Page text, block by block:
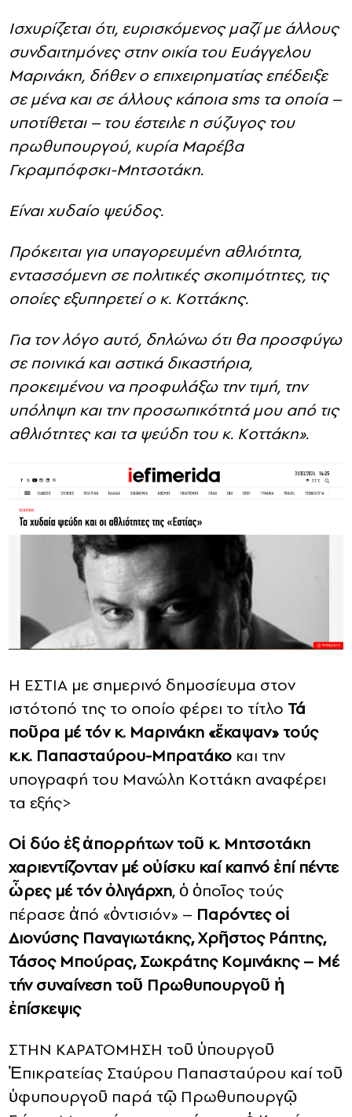
Ισχυρίζεται ότι, ευρισκόμενος μαζί με άλλους
συνδαιτημόνες στην οικία του Ευάγγελου
Μαρινάκη, δήθεν ο επιχειρηματίας επέδειξε
σε μένα και σε άλλους κάποια sms τα οποία –
υποτίθεται – του έστειλε η σύζυγος του
πρωθυπουργού, κυρία Μαρέβα
Γκραμπόφσκι-Μητσοτάκη.
Είναι χυδαίο ψεύδος.
Πρόκειται για υπαγορευμένη αθλιότητα,
εντασσόμενη σε πολιτικές σκοπιμότητες, τις
οποίες εξυπηρετεί ο κ. Κοττάκης.
Για τον λόγο αυτό, δηλώνω ότι θα προσφύγω
σε ποινικά και αστικά δικαστήρια,
προκειμένου να προφυλάξω την τιμή, την
υπόληψη και την προσωπικότητά μου από τις
αθλιότητες και τα ψεύδη του κ. Κοττάκη».
Η ΕΣΤΙΑ με σημερινό δημοσίευμα στον
ιστότοπό της το οποίο φέρει το τίτλο Τά
ποῦρα μέ τόν κ. Μαρινάκη «ἔκαψαν» τούς
κ.κ. Παπασταύρου-Μπρατάκο και την
υπογραφή του Μανώλη Κοττάκη αναφέρει
τα εξής>
Οἱ δύο ἐξ ἀπορρήτων τοῦ κ. Μητσοτάκη
χαριεντίζονταν μέ οὐίσκυ καί καπνό ἐπί πέντε
ὧρες μέ τόν ὀλιγάρχη, ὁ ὁποῖος τούς
πέρασε ἀπό «ὀντισιόν» – Παρόντες οἱ
Διονύσης Παναγιωτάκης, Χρῆστος Ράπτης,
Τάσος Μπούρας, Σωκράτης Κομινάκης – Μέ
τήν συναίνεση τοῦ Πρωθυπουργοῦ ἡ
ἐπίσκεψις
ΣΤΗΝ ΚΑΡΑΤΟΜΗΣΗ τοῦ ὑπουργοῦ
Ἐπικρατείας Σταύρου Παπασταύρου καί τοῦ
ὑφυπουργοῦ παρά τῷ Πρωθυπουργῷ